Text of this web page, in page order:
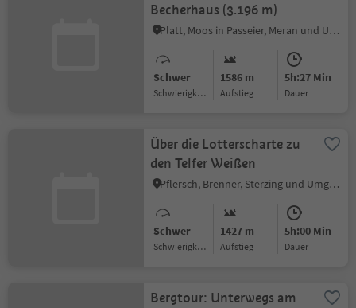
Becherhaus (3.196 m)
Platt, Moos in Passeier, Meran und Umgebung
Schwer
Schwierigkeitsgrad
1586 m
Aufstieg
5h:27 Min
Dauer
Über die Lotterscharte zu
den Telfer Weißen
Pflersch, Brenner, Sterzing und Umgebung
Schwer
Schwierigkeitsgrad
1427 m
Aufstieg
5h:00 Min
Dauer
Bergtour: Unterwegs am